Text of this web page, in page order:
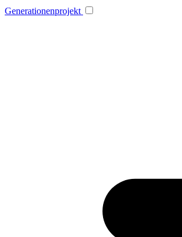
Generationenprojekt